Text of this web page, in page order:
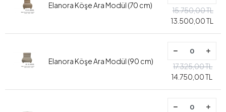
Elanora Köşe Ara Modül (70 cm)
15.750,00 TL
13.500,00 TL
Elanora Köşe Ara Modül (90 cm)
17.325,00 TL
14.750,00 TL